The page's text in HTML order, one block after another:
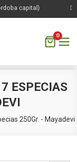
capital)
0
ESPECIAS
250Gr. - Mayadevi